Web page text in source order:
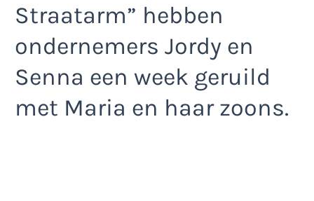
Straatarm” hebben
ondernemers Jordy en
Senna een week geruild
met Maria en haar zoons.